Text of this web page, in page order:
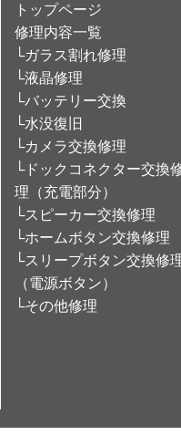
トップページ
修理内容一覧
└ガラス割れ修理
└液晶修理
└バッテリー交換
└水没復旧
└カメラ交換修理
└ドックコネクター交換
理（充電部分）
└スピーカー交換修理
└ホームボタン交換修理
└スリープボタン交換修
（電源ボタン）
└その他修理